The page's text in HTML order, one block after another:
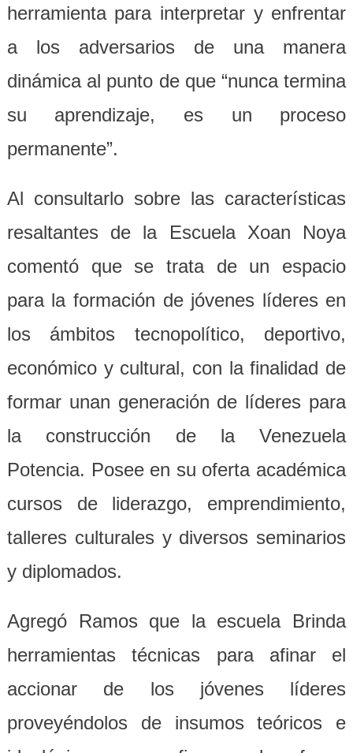
herramienta para interpretar y enfrentar
a los adversarios de una manera
dinámica al punto de que “nunca termina
su aprendizaje, es un proceso
permanente”.
Al consultarlo sobre las características
resaltantes de la Escuela Xoan Noya
comentó que se trata de un espacio
para la formación de jóvenes líderes en
los ámbitos tecnopolítico, deportivo,
económico y cultural, con la finalidad de
formar unan generación de líderes para
la construcción de la Venezuela
Potencia. Posee en su oferta académica
cursos de liderazgo, emprendimiento,
talleres culturales y diversos seminarios
y diplomados.
Agregó Ramos que la escuela Brinda
herramientas técnicas para afinar el
accionar de los jóvenes líderes
proveyéndolos de insumos teóricos e